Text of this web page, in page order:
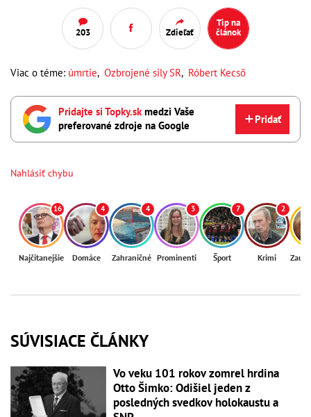
203 Zdieľať
Tip na
článok
Viac o téme: úmrtie, Ozbrojené sily SR, Róbert Kecső
Pridajte si Topky.skmedzi Vaše
preferované zdroje na Google
Pridať
Nahlásiť chybu
16
Najčítanejšie
4
Domáce
4
Zahraničné
3
Prominenti
7
Šport
2
Krimi
SÚVISIACE ČLÁNKY
Vo veku 101 rokov zomrel hrdina
Otto Šimko: Odišiel jeden z
posledných svedkov holokaustu a